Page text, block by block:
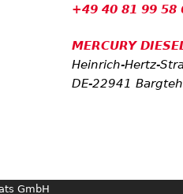
+49 40 81 99 58
MERCURY
Heinrich-Hertz-
DE-22941
GmbH